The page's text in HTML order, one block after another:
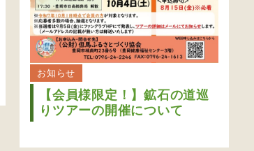
お知らせ
【会員様限定！】鉱石の道巡
りツアーの開催について